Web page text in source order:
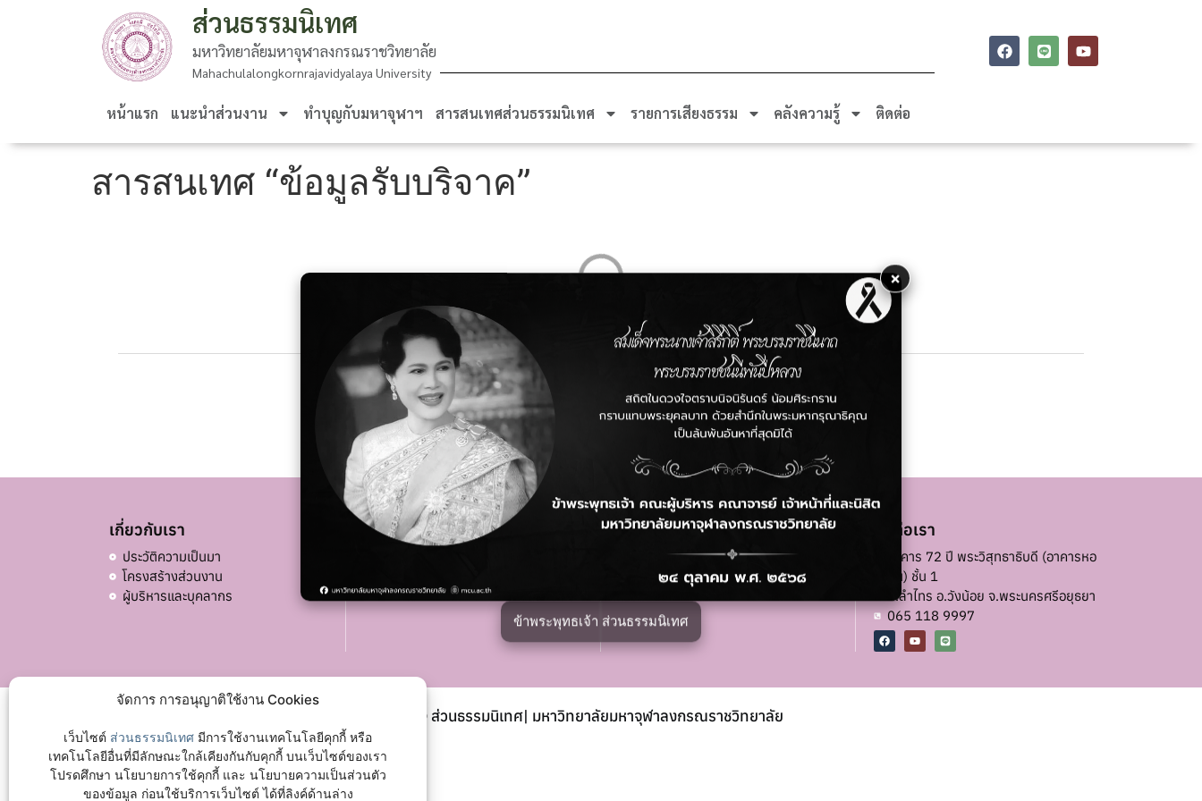
จัดการ การอนุญาติใช้งาน Cookies
เว็บไซต์ ส่วนธรรมนิเทศ มีการใช้งานเทคโนโลยีคุกกี้ หรือ
เทคโนโลยีอื่นที่มีลักษณะใกล้เคียงกันกับคุกกี้ บนเว็บไซต์ของเรา
โปรดศึกษา นโยบายการใช้คุกกี้ และ นโยบายความเป็นส่วนตัว
ของข้อมูล ก่อนใช้บริการเว็บไซต์ ได้ที่ลิงค์ด้านล่าง
×
ข้าพระพุทธเจ้า ส่วนธรรมนิเทศ
ส่วนธรรมนิเทศ
มหาวิทยาลัยมหาจุฬาลงกรณราชวิทยาลัย
Mahachulalongkornrajavidyalaya University
หน้าแรก แนะนำส่วนงาน ทำบุญกับมหาจุฬาฯ สารสนเทศส่วนธรรมนิเทศ รายการเสียงธรรม คลังความรู้ ติดต่อ
สารสนเทศ “ข้อมูลรับบริจาค”
สำนักส่งเสริพระพุทธศาสนาและบริการสังคม
มหาวิทยาลัยมหาจุฬาลงกรณราชวิทยาลัย
เกี่ยวกับเรา
ประวัติความเป็นมา
โครงสร้างส่วนงาน
ผู้บริหารและบุคลากร
อื่น ๆ ลิงก์ที่เกี่ยวข้อง
มหาวิทยาลัยมหาจุฬาลงกรณราชวิทยาลัย
เฟซบุ๊กเพจ
ติดต่อเรา
อาคาร 72 ปี พระวิสุทธาธิบดี (อาคารหอ
ฉัน) ชั้น 1
ต.ลำไทร อ.วังน้อย จ.พระนครศรีอยุธยา
065 118 9997
© ส่วนธรรมนิเทศ| มหาวิทยาลัยมหาจุฬาลงกรณราชวิทยาลัย